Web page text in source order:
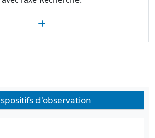
d'observation